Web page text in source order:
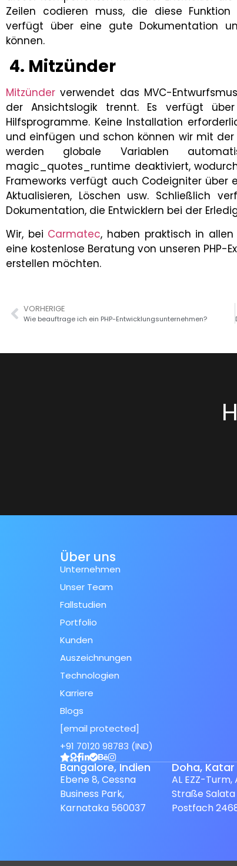
Zeilen codieren muss, die diese
verfügt über eine gute Dokumentation
können.
4. Mitzünder
Mitzünder verwendet das MVC-
der Ansichtslogik trennt. Es verfügt
Hilfsprogramme. Keine Installation
und einfügen und schon können wir mit
werden globale Variablen
magic_quotes_runtime deaktiviert,
Frameworks verfügt auch Codeigniter über
Aktualisieren, Löschen usw. Schließlich
Dokumentation, die Entwicklern bei der
Wir, bei Carmatec, haben praktisch in allen
eine kostenlose Beratung von unseren PHP-
erstellen möchten.
VORHERIGE
Wie beauftrage ich ein PHP-Entwicklungsunternehmen?
Über uns
Unternehmen
Unser Team
Fallstudien
Portfolio
Kunden
Auszeichnungen
Technologien
Karriere
Blogs
[email protected]
+91 70120 98783 (IND)
Bangalore, Indien
Ebene 8, Cessna
Business Park,
Karnataka 560037
Doha, Katar
AL EZZ-Turm,
Straße Salata
Postfach
Italian
Dutch
Swedish
Finnish
Spanish (Spain)